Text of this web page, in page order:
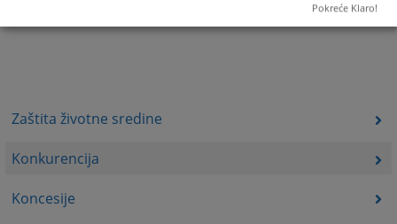
Zaštita životne sredine
Konkurencija
Koncesije
Pokreće Klaro!